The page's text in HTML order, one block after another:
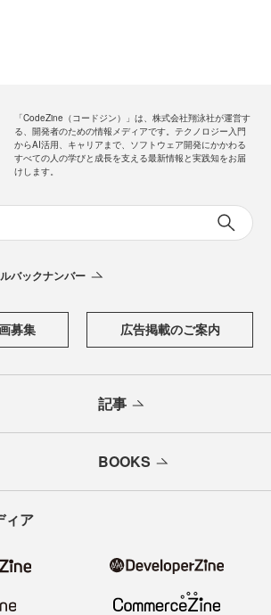
「CodeZine（コードジン）」は、株式会社翔泳社が運営す
る、開発者のための情報メディアです。テクノロジー入門
からAI活用、キャリアまで、ソフトウェア開発にかかわる
すべての人の学びと成長を支える最新情報と実践知をお届
けします。
バックナンバー
募集 広告掲載のご案内
記事
BOOKS
ィア